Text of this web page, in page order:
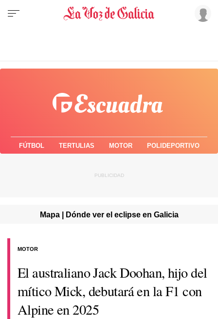
FÚTBOL TERTULIAS MOTOR POLIDEPORTIVO
Mapa | Dónde ver el eclipse en Galicia
El australiano Jack Doohan, hijo del
mítico Mick, debutará en la F1 con
Alpine en 2025
MOTOR